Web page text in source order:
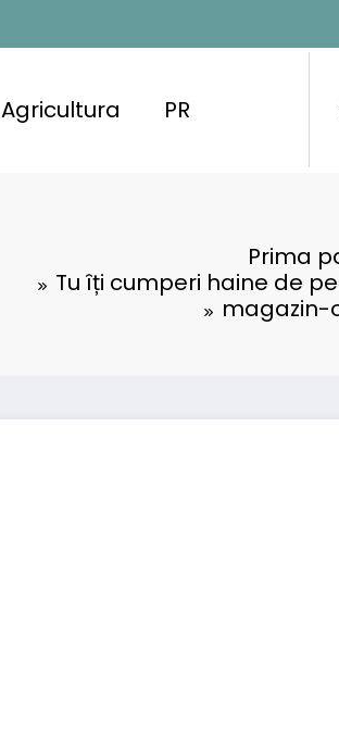
Agricultura PR
Prima
Tu îți cumperi haine de
magazin-